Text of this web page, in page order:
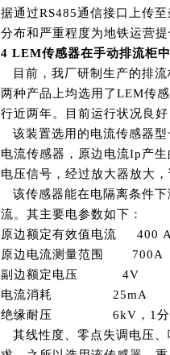
据通过RS485通信接口上传
分布和严重程度为地铁运营提
4 LEM传感器在手动排流柜
目前，我厂研制生产的排流
两种产品上均选用了LEM传
行近两年。目前运行状况良
该装置选用的电流传感器型
电流传感器，原边电流Ip产
电压信号，经过放大器放大
该传感器能在电隔离条件下
流。其主要电参数如下：
原边额定有效值电流 400 A
原边电流测量范围 700A
副边额定电压 4V
电流消耗 25mA
绝缘耐压 6kV，1分
其线性度、零点失调电压、